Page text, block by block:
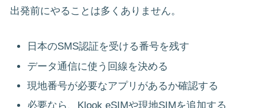
出発前にやることは多くありません。
日本のSMS認証を受ける番号を残す
データ通信に使う回線を決める
現地番号が必要なアプリがあるか確認する
必要なら、Klook eSIMや現地SIMを追加する